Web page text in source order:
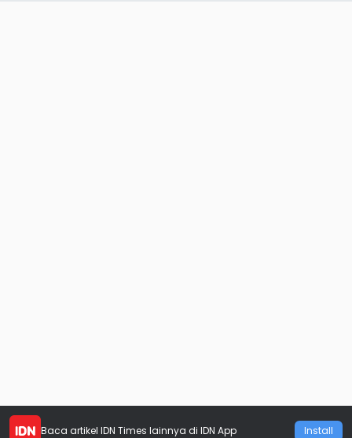
Baca artikel IDN Times lainnya di IDN App Install